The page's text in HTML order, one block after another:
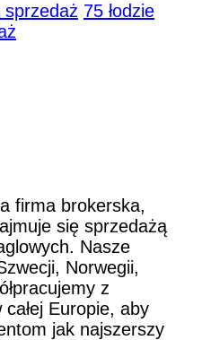
sprzedaż 75 łodzie
firma brokerska,
się sprzedażą
Nasze
Norwegii,
z
Europie, aby
jak najszerszy